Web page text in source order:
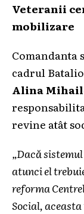
Veteranii
mobilizare
Comandanta
cadrul
Alina
revine atât
„Dacă
atunci el
reforma
Social,